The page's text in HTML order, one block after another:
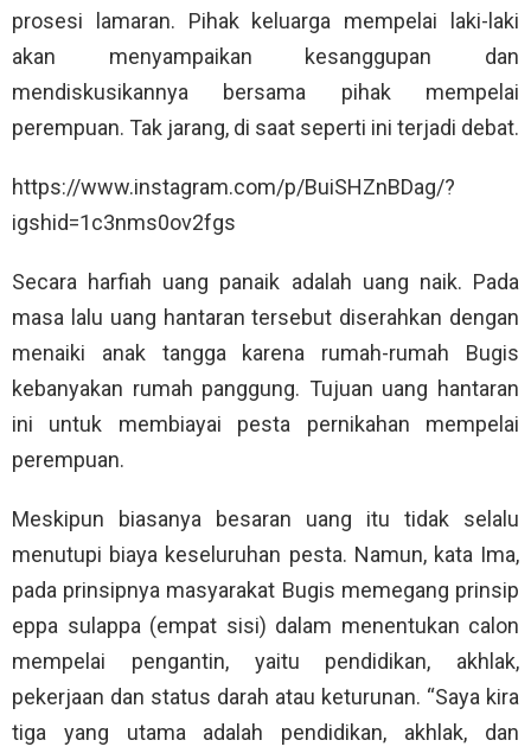
prosesi lamaran. Pihak keluarga mempelai laki-laki
akan menyampaikan kesanggupan dan
mendiskusikannya bersama pihak mempelai
perempuan. Tak jarang, di saat seperti ini terjadi debat.
https://www.instagram.com/p/BuiSHZnBDag/?
igshid=1c3nms0ov2fgs
Secara harfiah uang panaik adalah uang naik. Pada
masa lalu uang hantaran tersebut diserahkan dengan
menaiki anak tangga karena rumah-rumah Bugis
kebanyakan rumah panggung. Tujuan uang hantaran
ini untuk membiayai pesta pernikahan mempelai
perempuan.
Meskipun biasanya besaran uang itu tidak selalu
menutupi biaya keseluruhan pesta. Namun, kata Ima,
pada prinsipnya masyarakat Bugis memegang prinsip
eppa sulappa (empat sisi) dalam menentukan calon
mempelai pengantin, yaitu pendidikan, akhlak,
pekerjaan dan status darah atau keturunan. “Saya kira
tiga yang utama adalah pendidikan, akhlak, dan